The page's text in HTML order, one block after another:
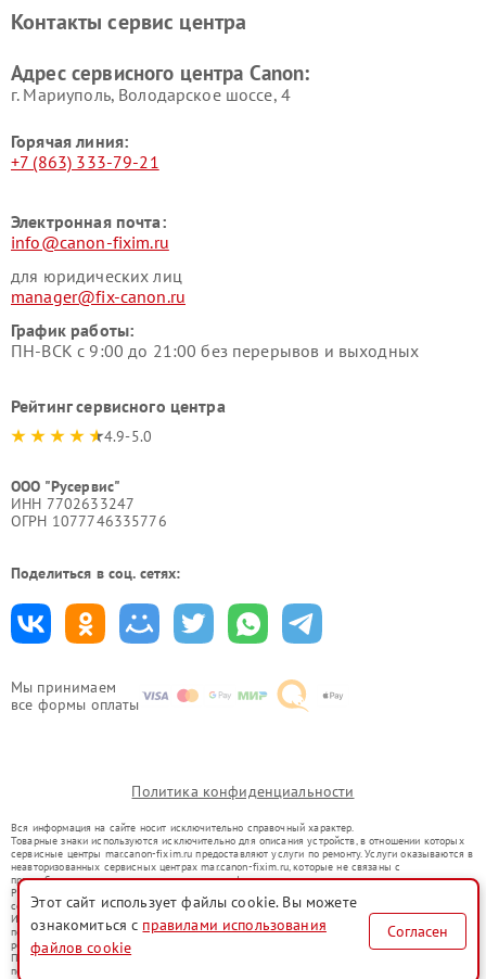
Мы принимаем
все формы оплаты
Контакты сервис центра
Адрес сервисного центра Canon:
г. Мариуполь, Володарское шоссе, 4
Горячая линия:
+7 (863) 333-79-21
Электронная почта:
info@canon-fixim.ru
для юридических лиц
manager@fix-canon.ru
График работы:
ПН-ВСК с 9:00 до 21:00 без перерывов и выходных
Рейтинг сервисного центра
4.9-5.0
ООО "Русервис"
ИНН 7702633247
ОГРН 1077746335776
Поделиться в соц. сетях:
Политика конфиденциальности
Вся информация на сайте носит исключительно справочный характер.
Товарные знаки используются исключительно для описания устройств, в отношении которых
сервисные центры mar.canon-fixim.ru предоставляют услуги по ремонту. Услуги оказываются в
неавторизованных сервисных центрах mar.canon-fixim.ru, которые не связаны с
правообладателями товарных знаков или их официальными представителями.
Ремонт осуществляется для устройств, уже введенных в гражданский оборот в соответствии
со статьей 1487 ГК РФ.
Использование товарных знаков не преследует цели индивидуализации услуг или введения
потребителей в заблуждение, а служит для информирования о предоставляемых услугах по
ремонту техники указанных брендов.
Представленная на сайте информация не является публичной офертой, определяемой
положениями Статьи 437(2) Гражданского кодекса РФ
Этот сайт использует файлы cookie. Вы можете
ознакомиться с правилами использования
файлов cookie
Согласен